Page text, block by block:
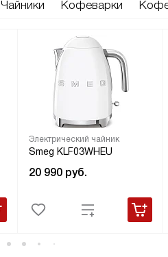
Чайники Кофеварки
Электрический чайник
Smeg KLF03WHEU
20 990 руб.